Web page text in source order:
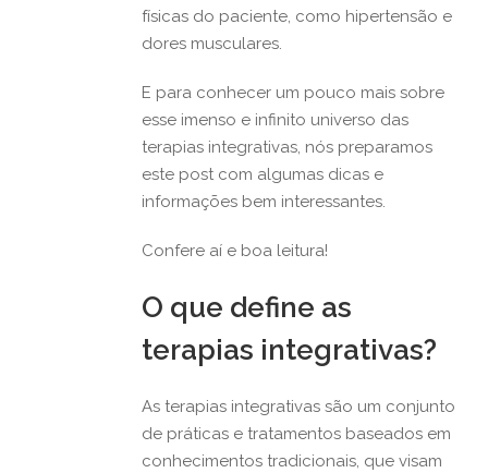
físicas do paciente, como hipertensão e
dores musculares.
E para conhecer um pouco mais sobre
esse imenso e infinito universo das
terapias integrativas, nós preparamos
este post com algumas dicas e
informações bem interessantes.
Confere aí e boa leitura!
O que define as
terapias integrativas?
As terapias integrativas são um conjunto
de práticas e tratamentos baseados em
conhecimentos tradicionais, que visam